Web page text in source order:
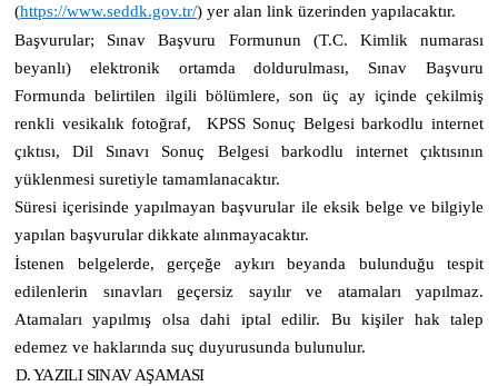
(https://www.seddk.gov.tr/) yer alan link üzerinden yapılacaktır.
Başvurular; Sınav Başvuru Formunun (T.C. Kimlik numarası
beyanlı) elektronik ortamda doldurulması, Sınav Başvuru
Formunda belirtilen ilgili bölümlere, son üç ay içinde çekilmiş
renkli vesikalık fotoğraf, KPSS Sonuç Belgesi barkodlu internet
çıktısı, Dil Sınavı Sonuç Belgesi barkodlu internet çıktısının
yüklenmesi suretiyle tamamlanacaktır.
Süresi içerisinde yapılmayan başvurular ile eksik belge ve bilgiyle
yapılan başvurular dikkate alınmayacaktır.
İstenen belgelerde, gerçeğe aykırı beyanda bulunduğu tespit
edilenlerin sınavları geçersiz sayılır ve atamaları yapılmaz.
Atamaları yapılmış olsa dahi iptal edilir. Bu kişiler hak talep
edemez ve haklarında suç duyurusunda bulunulur.
D. YAZILI SINAV AŞAMASI